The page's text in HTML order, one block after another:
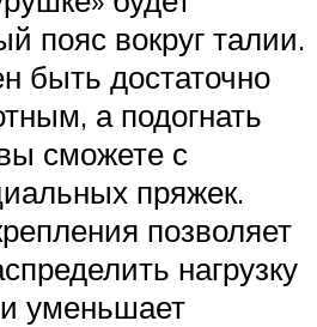
пояс вокруг талии.
быть достаточно
а подогнать
сможете с
пряжек.
позволяет
нагрузку
уменьшает